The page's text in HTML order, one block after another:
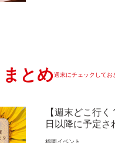
まとめ週末にチェックしてお
【週末どこ行
日以降に予定さ
福岡 イベント